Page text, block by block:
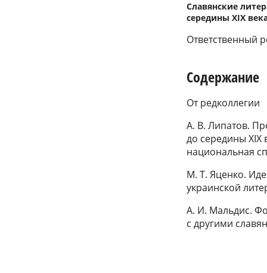
Славянские
середины XIX
Ответственный
Содержание
От редколлегии
А. В. Липатов.
до середины XIX
национальная
М. Т. Яценко.
украинской
А. И. Мальдис.
с другими